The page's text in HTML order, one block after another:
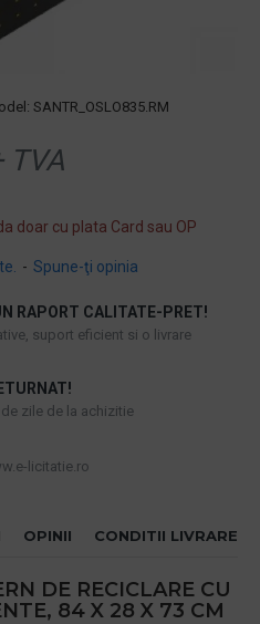
SANTR_OSLO835.RM
- Spune-ţi opinia
TVA
doar cu plata Card sau OP
RAPORT CALITATE-PRET!
suport eficient si o livrare
zile de la achizitie
licitatie.ro
OPINII CONDITII LIVRARE
DE RECICLARE CU
84 X 28 X 73 CM